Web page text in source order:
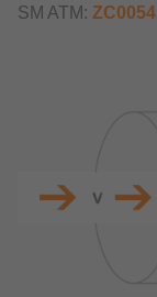
SM ATM: ZC0054